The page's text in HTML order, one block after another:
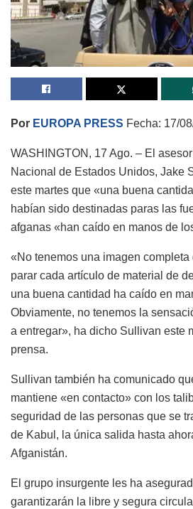
Por EUROPA PRESS Fecha: 17/
WASHINGTON, 17 Ago. – El
Nacional de Estados Unidos, Jake
este martes que «una buena
habían sido destinadas paras las
afganas «han caído en manos de
«No tenemos una imagen
parar cada artículo de material de
una buena cantidad ha caído en
Obviamente, no tenemos la
a entregar», ha dicho Sullivan este
prensa.
Sullivan también ha comunicado
mantiene «en contacto» con los
seguridad de las personas que se
de Kabul, la única salida hasta
Afganistán.
El grupo insurgente les ha
garantizarán la libre y segura